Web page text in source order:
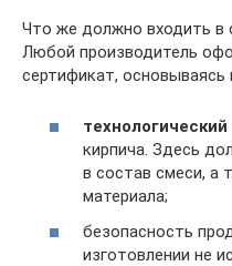
Что же должно входить в
Любой производитель
сертификат,
кирпича. Здесь
в состав смеси, а
материала;
безопасность
изготовлении не